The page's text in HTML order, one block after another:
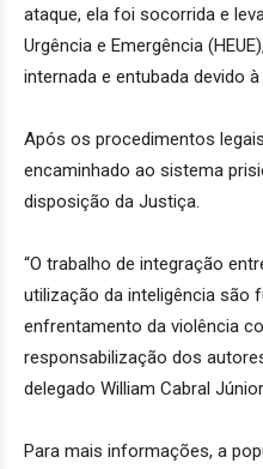
ataque, ela foi socorrida e
Urgência e Emergência
internada e entubada devido
Após os procedimentos
encaminhado ao sistema
disposição da Justiça.
“O trabalho de integração
utilização da inteligência são
enfrentamento da violência
responsabilização dos
delegado William Cabral
Para mais informações, a